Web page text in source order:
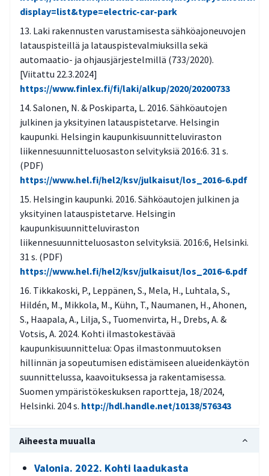
display=list&type=electric-car-park
Laki rakennusten varustamisesta sähköajoneuvojen
latauspisteillä ja latauspistevalmiuksilla sekä
automaatio- ja ohjausjärjestelmillä (733/2020).
[Viitattu 22.3.2024]
https://www.finlex.fi/fi/laki/alkup/2020/20200733
Salonen, N. & Poskiparta, L. 2016. Sähköautojen
julkinen ja yksityinen latauspistetarve. Helsingin
kaupunki. Helsingin kaupunkisuunnitteluviraston
liikennesuunnitteluosaston selvityksiä 2016:6. 31 s.
(PDF)
https://www.hel.fi/hel2/ksv/julkaisut/los_2016-6.pdf
Helsingin kaupunki. 2016. Sähköautojen julkinen ja
yksityinen latauspistetarve. Helsingin
kaupunkisuunnitteluviraston
liikennesuunnitteluosaston selvityksiä. 2016:6, Helsinki.
31 s. (PDF)
https://www.hel.fi/hel2/ksv/julkaisut/los_2016-6.pdf
Tikkakoski, P., Leppänen, S., Mela, H., Luhtala, S.,
Hildén, M., Mikkola, M., Kühn, T., Naumanen, H., Ahonen,
S., Haapala, A., Lilja, S., Tuomenvirta, H., Drebs, A. &
Votsis, A. 2024. Kohti ilmastokestävää
kaupunkisuunnittelua: Opas ilmastonmuutoksen
hillinnän ja sopeutumisen edistämiseen alueidenkäytön
suunnittelussa, kaavoituksessa ja rakentamisessa.
Suomen ympäristökeskuksen raportteja, 18/2024,
Helsinki. 204 s. http://hdl.handle.net/10138/576343
Aiheesta muualla
Valonia. 2022. Kohti laadukasta